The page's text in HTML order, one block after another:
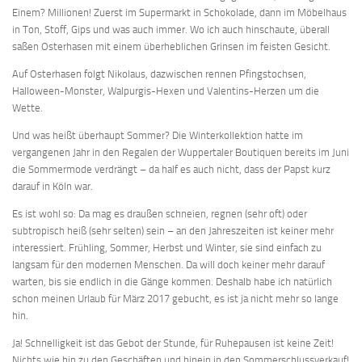
Einem? Millionen! Zuerst im Supermarkt in Schokolade, dann im Möbelhaus
in Ton, Stoff, Gips und was auch immer. Wo ich auch hinschaute, überall
saßen Osterhasen mit einem überheblichen Grinsen im feisten Gesicht.
Auf Osterhasen folgt Nikolaus, dazwischen rennen Pfingstochsen,
Halloween-Monster, Walpurgis-Hexen und Valentins-Herzen um die
Wette.
Und was heißt überhaupt Sommer? Die Winterkollektion hatte im
vergangenen Jahr in den Regalen der Wuppertaler Boutiquen bereits im Juni
die Sommermode verdrängt – da half es auch nicht, dass der Papst kurz
darauf in Köln war.
Es ist wohl so: Da mag es draußen schneien, regnen (sehr oft) oder
subtropisch heiß (sehr selten) sein – an den Jahreszeiten ist keiner mehr
interessiert. Frühling, Sommer, Herbst und Winter, sie sind einfach zu
langsam für den modernen Menschen. Da will doch keiner mehr darauf
warten, bis sie endlich in die Gänge kommen. Deshalb habe ich natürlich
schon meinen Urlaub für März 2017 gebucht, es ist ja nicht mehr so lange
hin.
Ja! Schnelligkeit ist das Gebot der Stunde, für Ruhepausen ist keine Zeit!